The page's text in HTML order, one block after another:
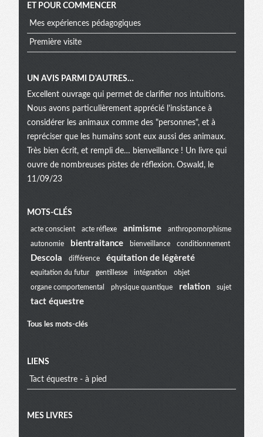
ET POUR COMMENCER
Mes expériences pédagogiques
Première visite
UN AVIS PARMI D'AUTRES…
Excellent ouvrage qui permet de clarifier nos intuitions.
Nous avons particulièrement apprécié l'insistance à
considérer les animaux comme des "personnes", et à
repréciser que les humains sont eux aussi des animaux.
Très bien écrit, et rempli de… bienveillance ! Un livre qui
ouvre de nombreuses pistes de réflexion. Oswald, le
11/09/23
Menu
extra
MOTS-CLÉS
acte conscient acte réflexe animisme anthropomorphisme
autonomie bientraitance bienveillance conditionnement
Descola différence équitation de légèreté
equitation du futur gentillesse intégration objet
organe comportemental physique quantique relation sujet
tact équestre
Tous les mots-clés
LIENS
Tact équestre - à pied
MES LIVRES